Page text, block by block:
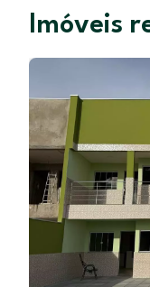
Imóveis